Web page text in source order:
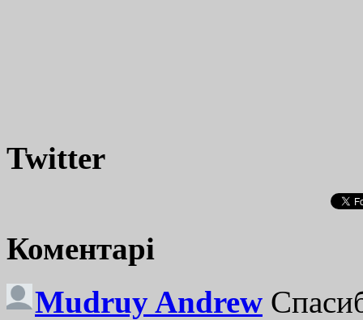
Twitter
Коментарі
Mudruy Andrew